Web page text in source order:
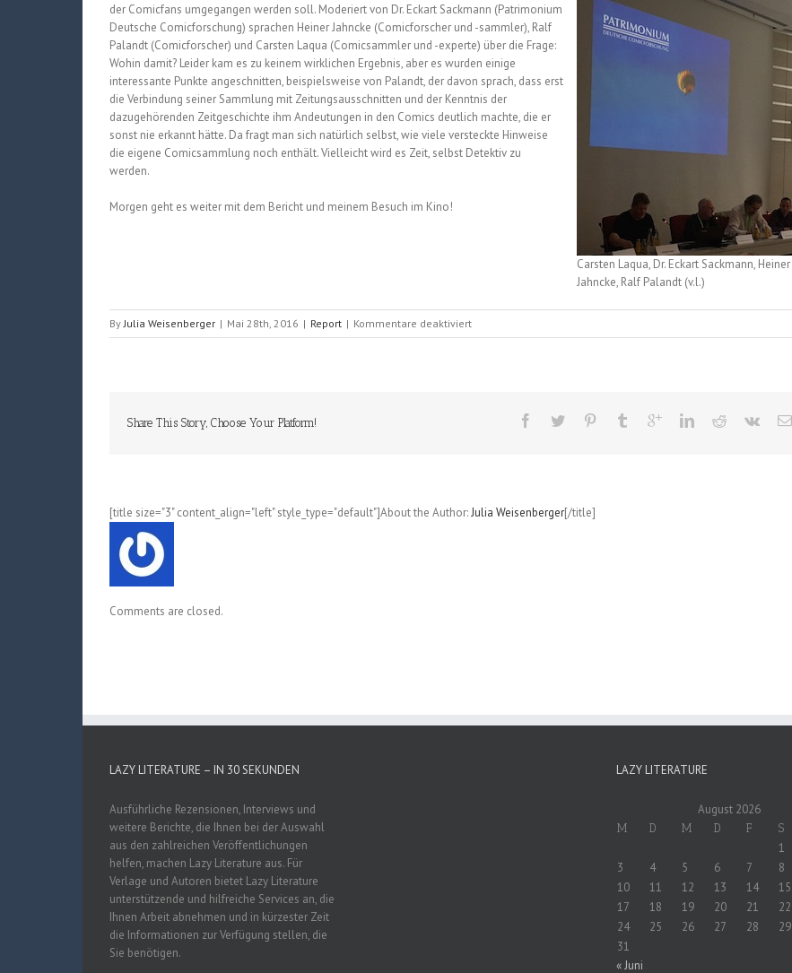
Carsten Laqua, Dr. Eckart Sackmann, Heiner
Jahncke, Ralf Palandt (v.l.)
der Comicfans umgegangen werden soll. Moderiert von Dr. Eckart Sackmann (Patrimonium
Deutsche Comicforschung) sprachen Heiner Jahncke (Comicforscher und -sammler), Ralf
Palandt (Comicforscher) und Carsten Laqua (Comicsammler und -experte) über die Frage:
Wohin damit? Leider kam es zu keinem wirklichen Ergebnis, aber es wurden einige
interessante Punkte angeschnitten, beispielsweise von Palandt, der davon sprach, dass erst
die Verbindung seiner Sammlung mit Zeitungsausschnitten und der Kenntnis der
dazugehörenden Zeitgeschichte ihm Andeutungen in den Comics deutlich machte, die er
sonst nie erkannt hätte. Da fragt man sich natürlich selbst, wie viele versteckte Hinweise
die eigene Comicsammlung noch enthält. Vielleicht wird es Zeit, selbst Detektiv zu
werden.
Morgen geht es weiter mit dem Bericht und meinem Besuch im Kino!
By Julia Weisenberger | Mai 28th, 2016 | Report | Kommentare deaktiviertfür
3.
Share This Story, Choose Your Platform!
[title size="3" content_align="left" style_type="default"]About the Author:Julia Weisenberger[/title]
Comments are closed.
LAZY LITERATURE – IN 30 SEKUNDEN
Ausführliche Rezensionen, Interviews und
weitere Berichte, die Ihnen bei der Auswahl
aus den zahlreichen Veröffentlichungen
helfen, machen Lazy Literature aus. Für
Verlage und Autoren bietet Lazy Literature
unterstützende und hilfreiche Services an, die
Ihnen Arbeit abnehmen und in kürzester Zeit
die Informationen zur Verfügung stellen, die
Sie benötigen.
LAZY LITERATURE
August 2026
M D M D F S
1
3
4 5 6 7 8
10
11 12 13 14 15
17
18 19 20 21 22
24
25 26 27 28 29
31
« Juni